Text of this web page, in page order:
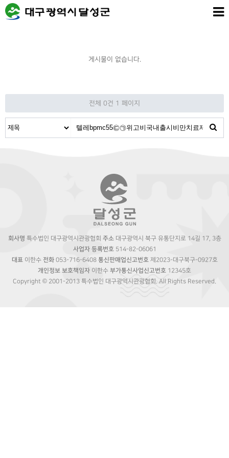
게시물이 없습니다.
전체 0건 1 페이지
회사명 특수법인 대구광역시관광협회 주소대구광역시 북구 유통단지로 14길 17, 3층
사업자 등록번호514-82-06061
대표이한수 전화053-716-6408 통신판매업신고번호제2023-대구북구-0927호
개인정보 보호책임자 이한수 부가통신사업신고번호 12345호
Copyright © 2001-2013 특수법인 대구광역시관광협회. All Rights Reserved.